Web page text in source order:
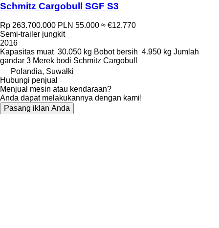
Schmitz Cargobull SGF S3
Rp 263.700.000 PLN 55.000 ≈ €12.770
Semi-trailer jungkit
2016
Kapasitas muat 30.050 kg Bobot bersih 4.950 kg Jumlah
gandar 3 Merek bodi Schmitz Cargobull
Polandia, Suwałki
Hubungi penjual
Menjual mesin atau kendaraan?
Anda dapat melakukannya dengan kami!
Pasang iklan Anda